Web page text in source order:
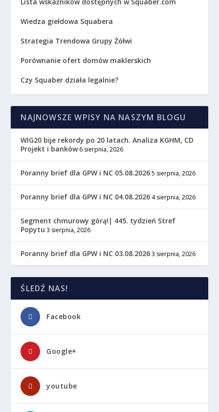
Wiedza giełdowa Squabera
Strategia Trendowa Grupy Żółwi
Porównanie ofert domów maklerskich
Czy Squaber działa legalnie?
NAJNOWSZE WPISY NA NASZYM BLOGU
WIG20 bije rekordy po 20 latach. Analiza KGHM, CD
Projekt i banków 6 sierpnia, 2026
Poranny brief dla GPW i NC 05.08.2026 5 sierpnia, 2026
Poranny brief dla GPW i NC 04.08.2026 4 sierpnia, 2026
Segment chmurowy górą!| 445. tydzień Stref
Popytu 3 sierpnia, 2026
Poranny brief dla GPW i NC 03.08.2026 3 sierpnia, 2026
ŚLEDŹ NAS!
Facebook
Google+
youtube